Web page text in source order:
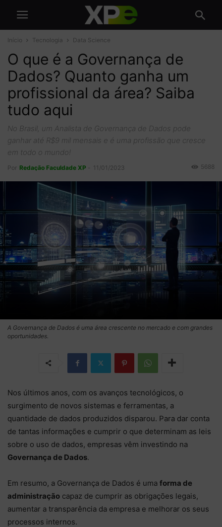
Início Tecnologia Data Science
O que é a Governança de
Dados? Quanto ganha um
profissional da área? Saiba
tudo aqui
No Brasil, um Analista de Governança de Dados pode
ganhar até R$9 mil mensais e é uma profissão que cresce
em todo o mundo!
Por Redação Faculdade XP 11/01/2023 5688
A Governança de Dados é uma área crescente no mercado e com grandes
oportunidades.
Nos últimos anos, com os avanços tecnológicos, o
surgimento de novos sistemas e ferramentas, a
quantidade de dados produzidos disparou. Para dar conta
de tantas informações e cumprir o que determinam as leis
sobre o uso de dados, empresas vêm investindo na
Governança de Dados.
Em resumo, a Governança de Dados é uma forma de
administração capaz de cumprir as obrigações legais,
aumentar a transparência da empresa e melhorar os seus
processos internos.